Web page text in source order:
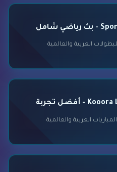
العربية والعالمية
العربية والعالمية